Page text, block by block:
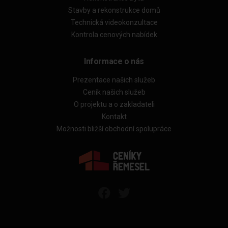
Stavby a rekonstrukce domů
Technická videokonzultace
Kontrola cenových nabídek
Informace o nás
Prezentace našich služeb
Ceník našich služeb
O projektu a o zakladateli
Kontakt
Možnosti bližší obchodní spolupráce